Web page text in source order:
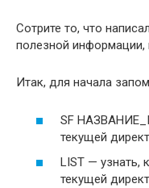
Сотрите то, что
полезной
Итак, для начала
SF
текущей
LIST — узнать,
текущей